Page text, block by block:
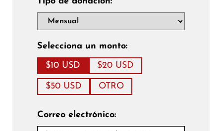
Selecciona un monto:
$10 USD $20 USD
$50 USD OTRO
Correo electrónico: